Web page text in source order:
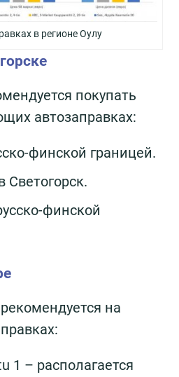
в регионе Оулу
покупать
автозаправках:
финской границей.
Светогорск.
финской
на
1 – располагается